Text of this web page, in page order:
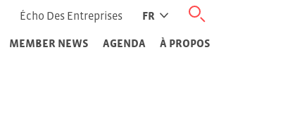
Écho Des Entreprises FR
MEMBER NEWS AGENDA À PROPOS